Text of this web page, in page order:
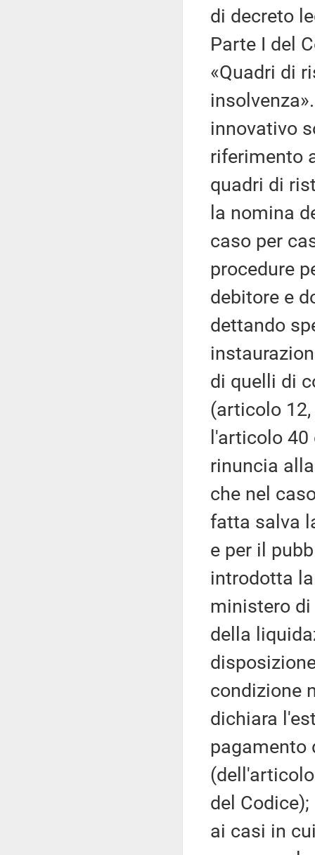
di decreto
Parte I del
«Quadri di
innovativo
riferimento
quadri di
la nomina
caso per
procedure
debitore e
dettando
di quelli di
(articolo
l'articolo
rinuncia
che nel
fatta salva
e per il
introdotta
ministero
della
condizione
dichiara
pagamento
del
ai casi in